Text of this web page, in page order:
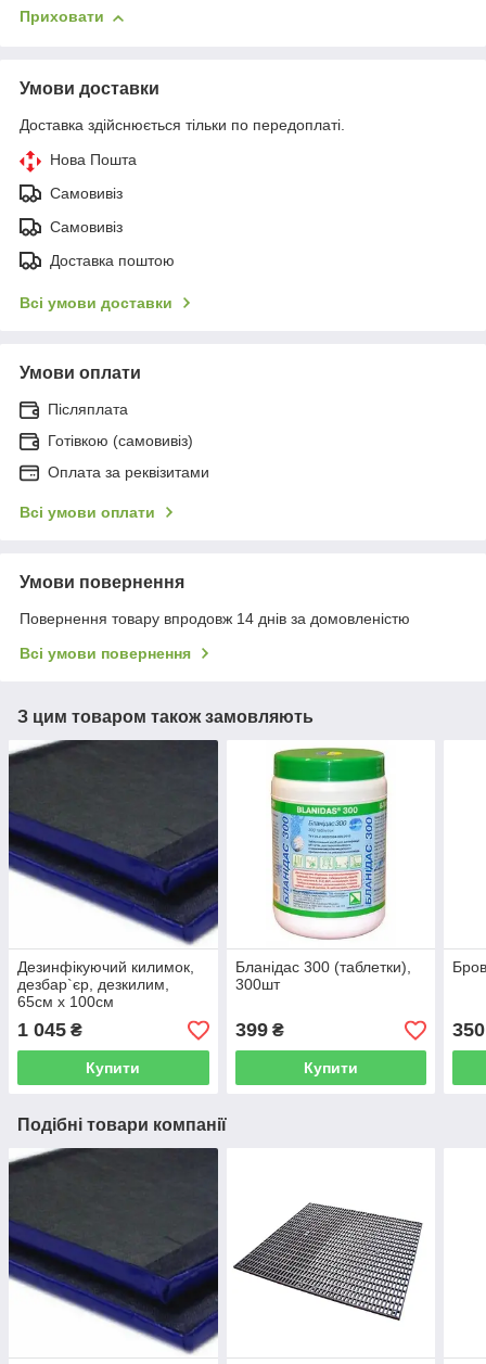
Приховати
Умови доставки
Доставка здійснюється тільки по передоплаті.
Нова Пошта
Самовивіз
Самовивіз
Доставка поштою
Всі умови доставки
Умови оплати
Післяплата
Готівкою (самовивіз)
Оплата за реквізитами
Всі умови оплати
Умови повернення
Повернення товару впродовж 14 днів за домовленістю
Всі умови повернення
З цим товаром також замовляють
Дезинфікуючий килимок,
дезбар`єр, дезкилим,
65см х 100см
1 045 ₴
Купити
Бланідас 300 (таблетки),
300шт
399₴
Купити
350
Подібні товари компанії